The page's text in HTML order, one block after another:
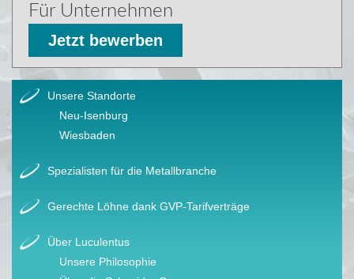
Für Unternehmen
Jetzt bewerben
Unsere Standorte
Neu-Isenburg
Wiesbaden
Spezialisten für die Metallbranche
Gerechte Löhne dank GVP-Tarifverträge
Über Luculentus
Unsere Philosophie